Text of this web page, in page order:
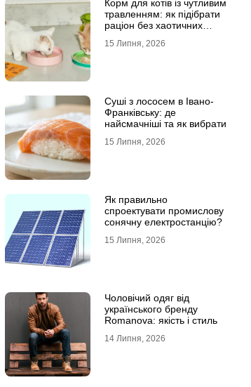
Корм для котів із чутливим
травленням: як підібрати
раціон без хаотичних
15 Липня, 2026
Суші з лососем в Івано-
Франківську: де
найсмачніші та як вибрати
15 Липня, 2026
Як правильно
спроектувати промислову
сонячну електростанцію?
15 Липня, 2026
Чоловічий одяг від
українського бренду
Romanova: якість і стиль
14 Липня, 2026